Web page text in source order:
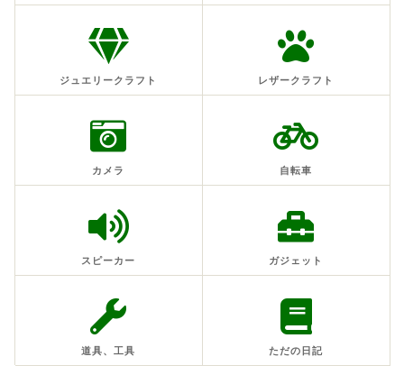
ジュエリークラフト レザークラフト
カメラ 自転車
スピーカー ガジェット
道具、工具 ただの日記